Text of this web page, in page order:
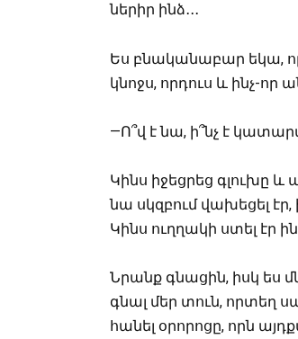
ներիր ինձ․․․
Ես բնականաբար եկա,
կնոջս, որդուս և ինչ-
—Ո՞վ է նա, ի՞նչ է
Կինս իջեցրեց գլուխը
նա սկզբում վախեցել
Կինս ուղղակի ստել էր
Նրանք գնացին, իսկ ես
գնալ մեր տուն, որտեղ
հանել օրորոցը, որն